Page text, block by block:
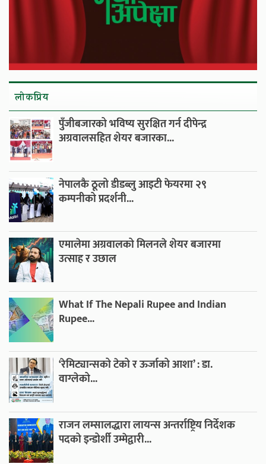
लाेकप्रिय
पुँजीबजारको भविष्य सुरक्षित गर्न दीपेन्द्र
अग्रवालसहित शेयर बजारका...
नेपालकै ठूलो डीडब्लु आइटी फेयरमा २९
कम्पनीको प्रदर्शनी...
एमालेमा अग्रवालको मिलनले शेयर बजारमा
उत्साह र उछाल
What If The Nepali Rupee and Indian
Rupee...
‘रेमिट्यान्सको टेको र ऊर्जाको आशा’ : डा.
वाग्लेको...
राजन लम्सालद्धारा लायन्स अन्तर्राष्ट्रिय निर्देशक
पदको इन्डोर्शी उम्मेद्वारी...